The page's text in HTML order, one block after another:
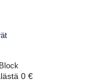
0 €